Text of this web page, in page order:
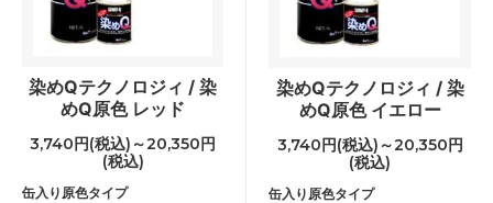
染めQテクノロジィ / 染
めQ原色 レッド
3,740円(税込)～20,350円
(税込)
缶入り原色タイプ
染めQテクノロジィ / 染
めQ原色 イエロー
3,740円(税込)～20,350円
(税込)
缶入り原色タイプ